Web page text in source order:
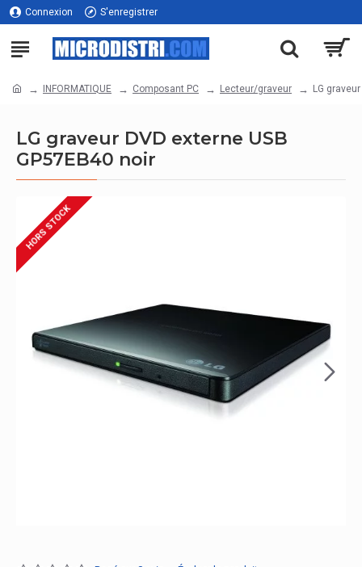
Connexion S'enregistrer
INFORMATIQUE Composant PC Lecteur/graveur LG
LG graveur DVD externe USB
GP57EB40 noir
HORS STOCK